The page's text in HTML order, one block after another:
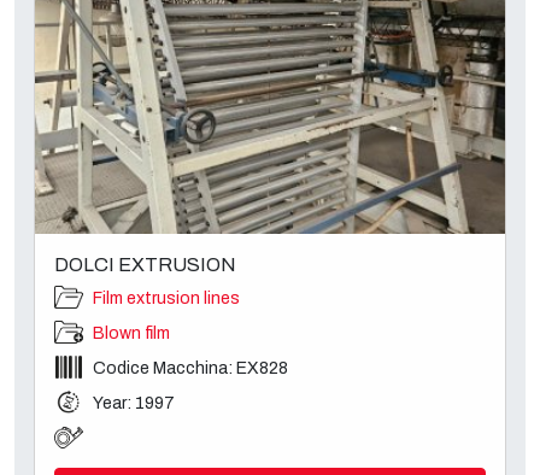
DOLCI EXTRUSION
Film extrusion lines
Blown film
Codice Macchina: EX828
Year: 1997